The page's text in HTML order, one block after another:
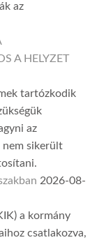
az
A HELYZET
tartózkodik
az
nem sikerült
2026-08-
a kormány
csatlakozva,